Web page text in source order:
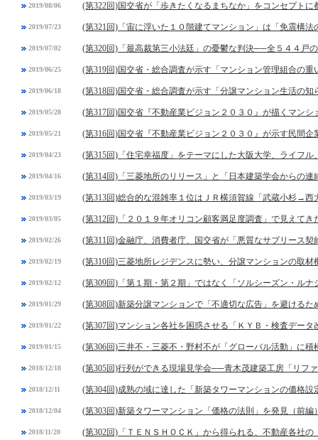
2019/08/06 (第322回)国交省が「歩きたくなるまちなか」をコンセプトに
2019/07/23 (第321回)「宙に浮いた１０階建てマンション」は「免震構法
2019/07/02 (第320回)「最高裁第三小法廷」の憂鬱な判決──全５４４戸
2019/06/25 (第319回)国交省・総合調査が示す「マンション管理組合の重
2019/06/18 (第318回)国交省・総合調査が示す「分譲マンション生活の知
2019/05/28 (第317回)国交省『不動産業ビジョン２０３０』が描くマン
2019/05/21 (第316回)国交省『不動産業ビジョン２０３０』が示す民間企
2019/04/23 (第315回)「住宅幸福度」をテーマにした大阪大学、ライフル
2019/04/16 (第314回)「三菱地所のリリース」と「日本建築学会からの
2019/03/19 (第313回)総合的な混雑率１位はＪＲ横須賀線「武蔵小杉→西
2019/03/05 (第312回)「２０１９年オリコン顧客満足度調査」で見えてき
2019/02/26 (第311回)金融庁、消費者庁、国交省が「悪質なサブリース契
2019/02/19 (第310回)三菱地所レジデンスに勢い、分譲マンションの取材
2019/02/12 (第309回)「第１期・第２期」ではなく「ソルシーズン・ルナ
2019/01/29 (第308回)新築分譲マンションで「不適切な広告」を避けるた
2019/01/22 (第307回)マンション各社を困惑させる「ＫＹＢ・検査データ
2019/01/15 (第306回)三井不・三菱不・野村不が「グローバル活動」に積
2018/12/18 (第305回)行列ができる現場見学会──青木茂建築工房「リフ
2018/12/11 (第304回)成熟の域に達した「新築タワーマンションの価格設
2018/12/04 (第303回)新築タワーマンション「価格の法則」を発見（前編
2018/11/20 (第302回)「ＴＥＮＳＨＯＣＫ」から得られる、不動産各社